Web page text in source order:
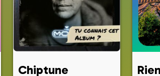
Chiptune